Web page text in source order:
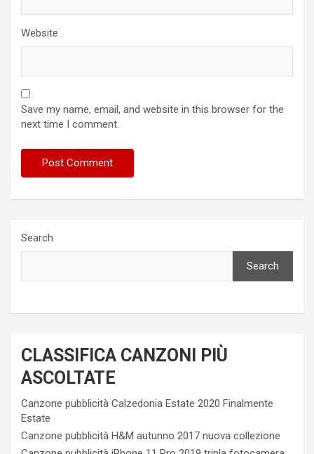
Website
Save my name, email, and website in this browser for the
next time I comment.
Search
Search
CLASSIFICA CANZONI PIÙ
ASCOLTATE
Canzone pubblicità Calzedonia Estate 2020 Finalmente
Estate
Canzone pubblicità H&M autunno 2017 nuova collezione